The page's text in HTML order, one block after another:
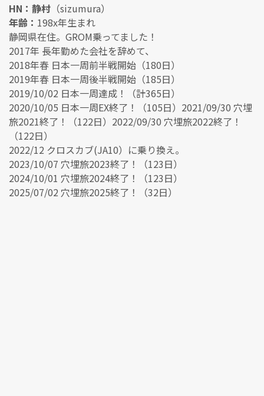
HN：静村 （sizumura）
年齢： 198x年生まれ
静岡県在住。GROM乗ってました！
2017年 長年勤めた会社を辞めて、
2018年春 日本一周前半戦開始（180日）
2019年春 日本一周後半戦開始（185日）
2019/10/02 日本一周達成！（計365日）
2020/10/05 日本一周EX終了！（105日）2021/09/30 穴埋
旅2021終了！（122日）2022/09/30 穴埋旅2022終了！
（122日）
2022/12 クロスカブ(JA10）に乗り換え。
2023/10/07 穴埋旅2023終了！（123日）
2024/10/01 穴埋旅2024終了！（123日）
2025/07/02 穴埋旅2025終了！（32日）